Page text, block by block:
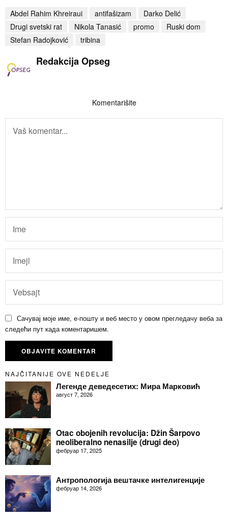
Abdel Rahim Khreiraui antifašizam
Darko Delić
Drugi svetski rat
Nikola Tanasić promo
Ruski dom
Stefan Radojković
tribina
Redakcija Opseg
Komentarišite
Сачувај моје име, е-пошту и веб место у овом прегледачу веба за
следећи пут када коментаришем.
NAJČITANIJE OVE NEDELJE
Легенде деведесетих: Мира Марковић
август 7, 2026
Otac obojenih revolucija: Džin Šarpovo
neoliberalno nenasilje (drugi deo)
фебруар 17, 2025
Антропологија вештачке интелигенције
фебруар 14, 2026